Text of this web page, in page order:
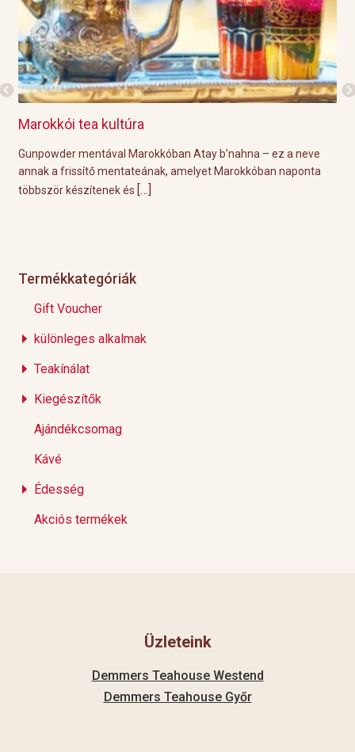
Marokkói tea kultúra
Gunpowder mentával Marokkóban Atay b’nahna – ez a neve
annak a frissítő mentateának, amelyet Marokkóban naponta
többször készítenek és […]
Termékkategóriák
Gift Voucher
különleges alkalmak
Teakínálat
Kiegészítők
Ajándékcsomag
Kávé
Édesség
Akciós termékek
Üzleteink
Demmers Teahouse Westend
Demmers Teahouse Győr